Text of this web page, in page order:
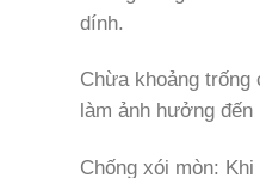
dính.
Chừa khoảng
làm ảnh hưởng
Chống xói mòn: